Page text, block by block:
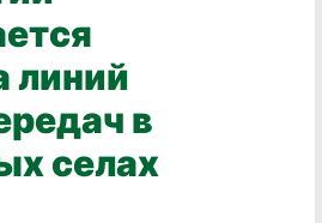
линий
в
селах